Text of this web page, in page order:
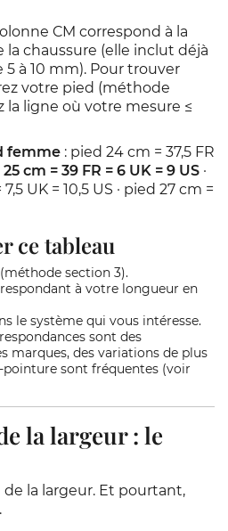
CM correspond à la
chaussure (elle inclut déjà
5 à 10 mm). Pour trouver
votre pied (méthode
la ligne où votre mesure ≤
femme : pied 24 cm = 37,5 FR
cm = 39 FR = 6 UK = 9 US ·
UK = 10,5 US · pied 27 cm =
ce tableau
section 3).
à votre longueur en
le système qui vous intéresse.
sont des
marques, des variations de plus
sont fréquentes (voir
la largeur : le
la largeur. Et pourtant,